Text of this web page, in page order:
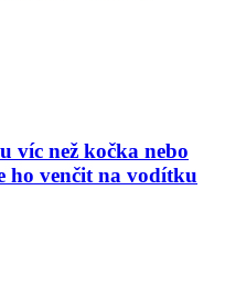
víc než kočka nebo
ho venčit na vodítku